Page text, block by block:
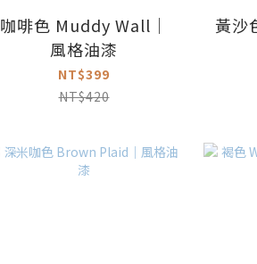
咖啡色 Muddy Wall｜
風格油漆
NT$399
NT$420
黃沙